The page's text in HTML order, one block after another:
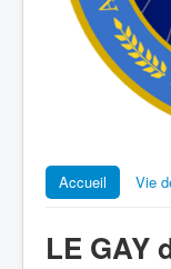
Accueil Vie
LE GAY